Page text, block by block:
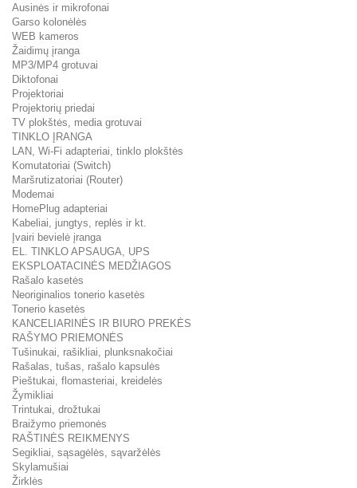
Ausinės ir mikrofonai
Garso kolonėlės
WEB kameros
Žaidimų įranga
MP3/MP4 grotuvai
Diktofonai
Projektoriai
Projektorių priedai
TV plokštės, media grotuvai
TINKLO ĮRANGA
LAN, Wi-Fi adapteriai, tinklo plokštės
Komutatoriai (Switch)
Maršrutizatoriai (Router)
Modemai
HomePlug adapteriai
Kabeliai, jungtys, replės ir kt.
Įvairi bevielė įranga
EL. TINKLO APSAUGA, UPS
EKSPLOATACINĖS MEDŽIAGOS
Rašalo kasetės
Neoriginalios tonerio kasetės
Tonerio kasetės
KANCELIARINĖS IR BIURO PREKĖS
RAŠYMO PRIEMONĖS
Tušinukai, rašikliai, plunksnakočiai
Rašalas, tušas, rašalo kapsulės
Pieštukai, flomasteriai, kreidelės
Žymikliai
Trintukai, drožtukai
Braižymo priemonės
RAŠTINĖS REIKMENYS
Segikliai, sąsagėlės, sąvaržėlės
Skylamušiai
Žirklės